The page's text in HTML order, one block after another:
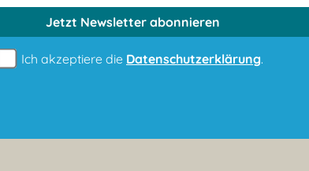
Jetzt Newsletterabonnieren
Ich akzeptiere die Datenschutzerklärung.